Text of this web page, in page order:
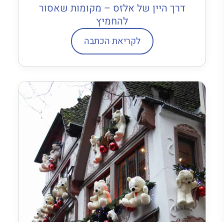
דרך היין של אלזס – מקומות שאסור
להחמיץ
לקריאת הכתבה